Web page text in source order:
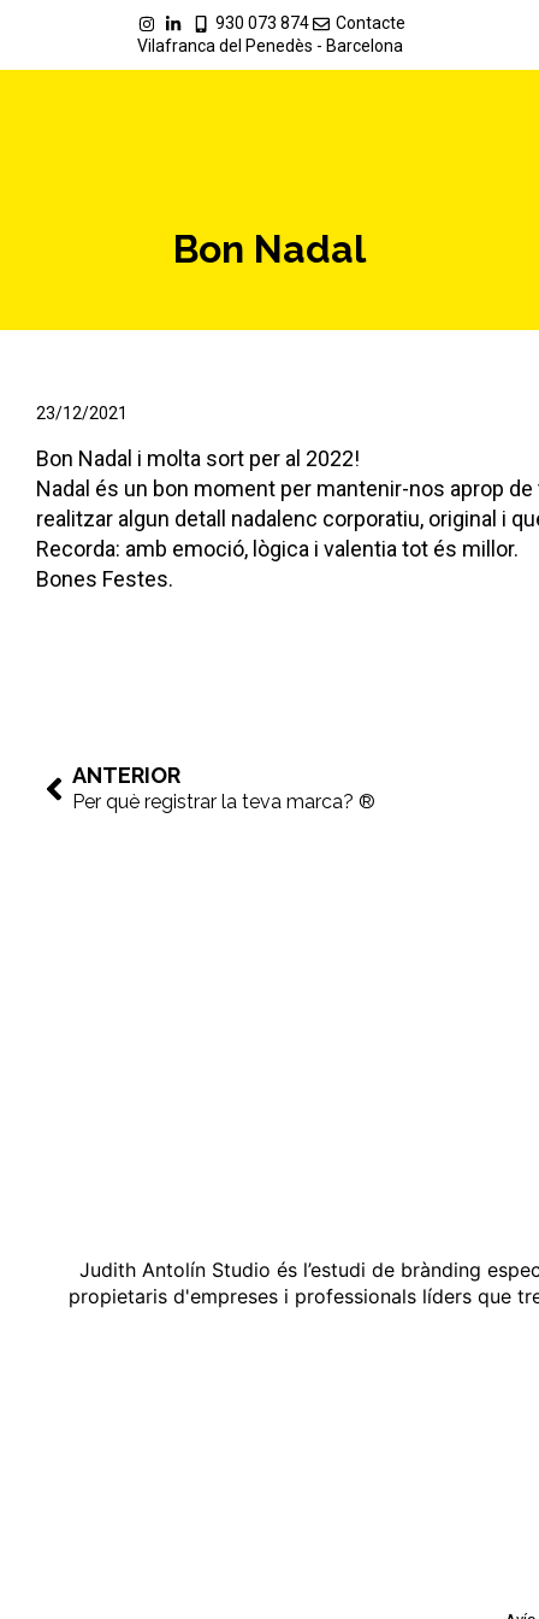
930 073 874
Contacte
Vilafranca del Penedès - Barcelona
Bon Nadal
23/12/2021
Bon Nadal i molta sort per al 2022!
Nadal és un bon moment per mantenir-nos aprop
realitzar algun detall nadalenc corporatiu, original i
Recorda: amb emoció, lògica i valentia tot és millor.
Bones Festes.
ANTERIOR
Per què registrar la teva marca? ®
Judith Antolín Studio és l’estudi de brànding
propietaris d'empreses i professionals líders que